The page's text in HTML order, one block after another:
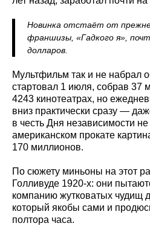
Новинка отстаёт от
франшизы, «Гадкого я»,
долларов.
Мультфильм так и не набрал
стартовал 1 июля, собрав 37
4243 кинотеатрах, но
вниз практически сразу —
в честь Дня независимости
американском прокате
170 миллионов.
По сюжету миньоны на этот
Голливуде 1920-х: они
компанию жутковатых чудищ
который якобы сами и
полтора часа.